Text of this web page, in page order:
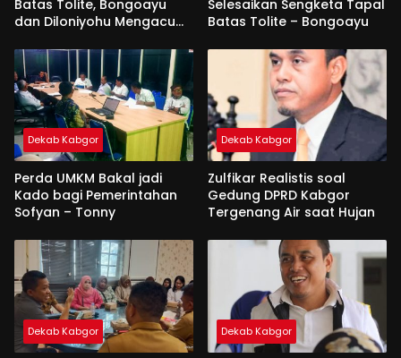
Batas Tolite, Bongoayu
dan Diloniyohu Mengacu
Selesaikan Sengketa Tapal
Batas Tolite – Bongoayu
Dekab Kabgor
Perda UMKM Bakal jadi
Kado bagi Pemerintahan
Sofyan – Tonny
Dekab Kabgor
Zulfikar Realistis soal
Gedung DPRD Kabgor
Tergenang Air saat Hujan
Dekab Kabgor Dekab Kabgor